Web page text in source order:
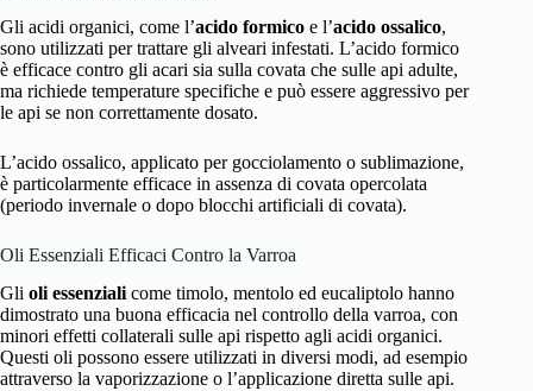
Gli acidi organici, come l’acido formico e l’acido ossalico,
sono utilizzati per trattare gli alveari infestati. L’acido formico
è efficace contro gli acari sia sulla covata che sulle api adulte,
ma richiede temperature specifiche e può essere aggressivo per
le api se non correttamente dosato.
L’acido ossalico, applicato per gocciolamento o sublimazione,
è particolarmente efficace in assenza di covata opercolata
(periodo invernale o dopo blocchi artificiali di covata).
Oli Essenziali Efficaci Contro la Varroa
Gli oli essenzialicome timolo, mentolo ed eucaliptolo hanno
dimostrato una buona efficacia nel controllo della varroa, con
minori effetti collaterali sulle api rispetto agli acidi organici.
Questi oli possono essere utilizzati in diversi modi, ad esempio
attraverso la vaporizzazione o l’applicazione diretta sulle api.